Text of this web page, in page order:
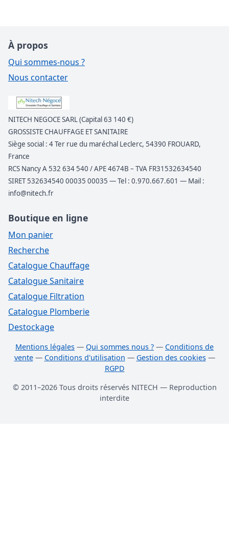
À propos
Qui sommes-nous ?
Nous contacter
NITECH NEGOCE SARL (Capital 63 140 €)
GROSSISTE CHAUFFAGE ET SANITAIRE
Siège social : 4 Ter rue du maréchal Leclerc, 54390 FROUARD,
France
RCS Nancy A 532 634 540 / APE 4674B – TVA FR31532634540
SIRET 532634540 00035 00035 — Tel : 0.970.667.601 — Mail :
info@nitech.fr
Boutique en ligne
Mon panier
Recherche
Catalogue Chauffage
Catalogue Sanitaire
Catalogue Filtration
Catalogue Plomberie
Destockage
Mentions légales — Qui sommes nous ? — Conditions de
vente— Conditions d'utilisation — Gestion des cookies—
RGPD
© 2011–2026 Tous droits réservés NITECH — Reproduction
interdite